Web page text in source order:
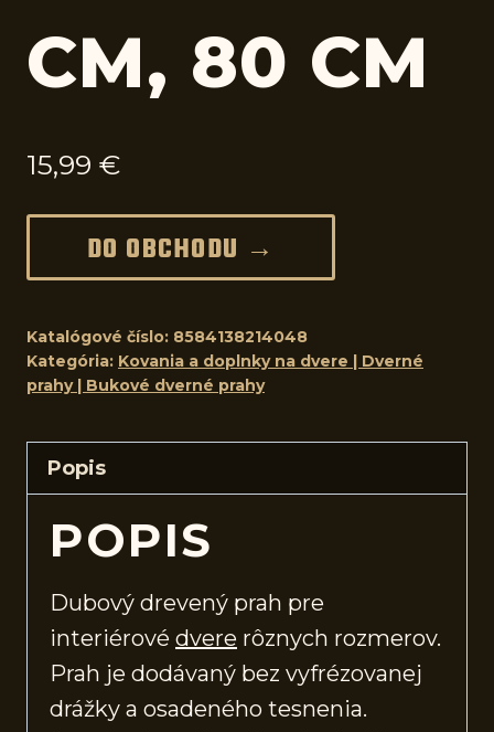
CM, 80 CM
15,99 €
DO OBCHODU →
Katalógové číslo: 8584138214048
Kategória: Kovania a doplnky na dvere | Dverné
prahy | Bukové dverné prahy
Popis
POPIS
Dubový drevený prah pre
interiérové dvere rôznych rozmerov.
Prah je dodávaný bez vyfrézovanej
drážky a osadeného tesnenia.